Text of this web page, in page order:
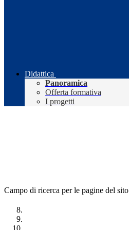
Didattica
Panoramica
Offerta formativa
I progetti
Campo di ricerca per le pagine del sito